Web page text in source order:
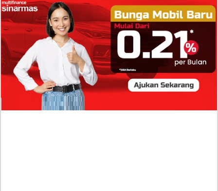
Isi Komentar Raisa Andriana di TikTok Mathis
Molinie Terkuak, Diduga jadi Isyarat Go
Publik?
Profil Biodata Mathis Molinié, Chef Prancis Pacar
Baru Raisa Andriana yang Kini Resmi Go Publik?
Sumber Penghasilan Asila Maisa Apa Saja? Dituding
Beli Barang Branded Pakai Uang Ayah yang Jadi
Wabup!